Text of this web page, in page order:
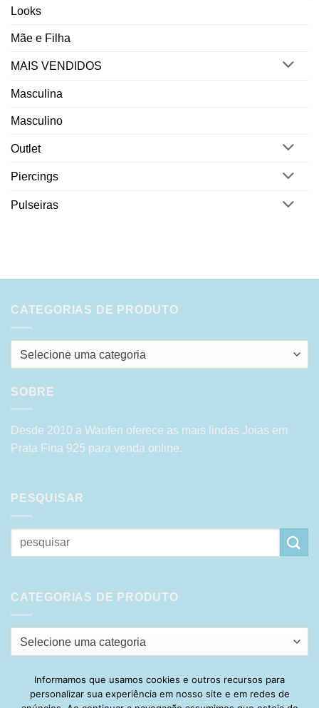
Looks
Mãe e Filha
MAIS VENDIDOS
Masculina
Masculino
Outlet
Piercings
Pulseiras
CATEGORIAS DE PRODUTO
Selecione uma categoria
SOBRE
Desde 2010 a Waufen oferece as mais lindas Joias em
Prata Fina 925 para venda online.
PESQUISAR
Pesquisar
por:
CATEGORIAS DE PRODUTO
Selecione uma categoria
Visa PayPal Stripe MasterCard
Cash
Informamos que usamos cookies e outros recursos para
personalizar sua experiência em nosso site e em redes de